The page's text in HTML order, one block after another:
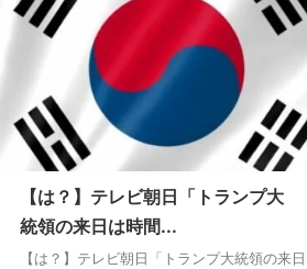
【は？】テレビ朝日「トランプ大
統領の来日は時間...
【は？】テレビ朝日「トランプ大統領の来日